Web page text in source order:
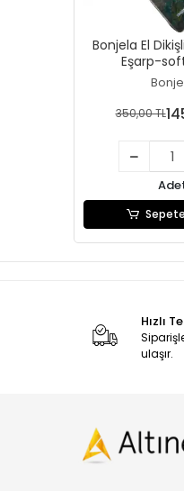
Bonjela El
Eşarp-
350,00 TL
Hızlı
ulaşır.